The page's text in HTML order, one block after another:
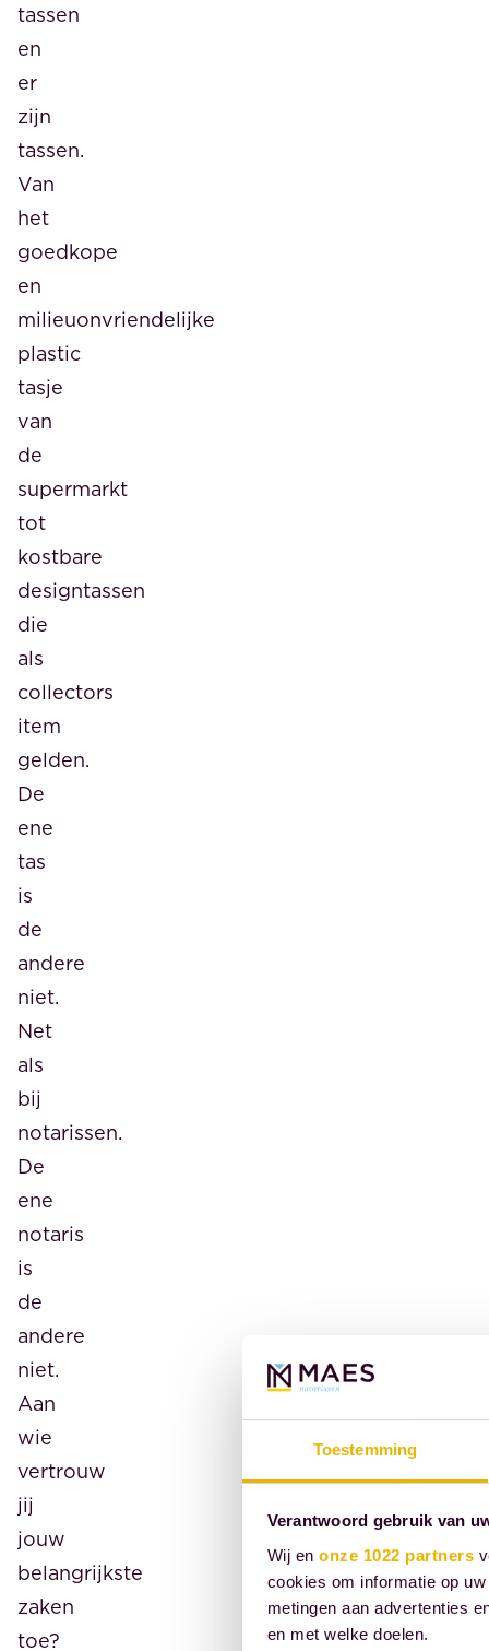
Toestemming
Verantwoord gebruik van
Wij en onze 1022 partners
cookies om informatie op
metingen aan advertenties
en met welke doelen.
tassen
en
er
zijn
tassen.
Van
het
goedkope
en
milieuonvriendelijke
plastic
tasje
van
de
supermarkt
tot
kostbare
designtassen
die
als
collectors
item
gelden.
De
ene
tas
is
de
andere
niet.
Net
als
bij
notarissen.
De
ene
notaris
is
de
andere
niet.
Aan
wie
vertrouw
jij
jouw
belangrijkste
zaken
toe?